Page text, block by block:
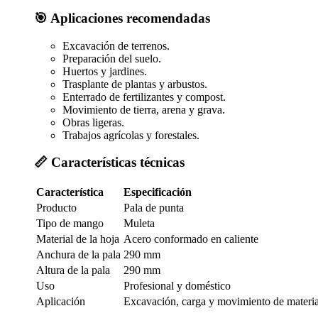
🎯 Aplicaciones recomendadas
Excavación de terrenos.
Preparación del suelo.
Huertos y jardines.
Trasplante de plantas y arbustos.
Enterrado de fertilizantes y compost.
Movimiento de tierra, arena y grava.
Obras ligeras.
Trabajos agrícolas y forestales.
📏 Características técnicas
Característica
Especificación
Producto
Pala de punta
Tipo de mango
Muleta
Material de la hoja Acero conformado en caliente
Anchura de la pala 290 mm
Altura de la pala
290 mm
Uso
Profesional y doméstico
Aplicación
Excavación, carga y movimiento de